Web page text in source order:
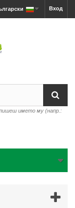
Вход
името му (напр.: